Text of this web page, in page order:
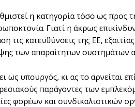
η κατηγορία τόσο ως προς
Γιατί η άκρως
τις κατευθύνσεις της ΕΕ,
των απαραίτητων συστημάτων
ως υπουργός, κι ας το αρνείται
παράγοντες των
φορέων και συνδικαλιστικών